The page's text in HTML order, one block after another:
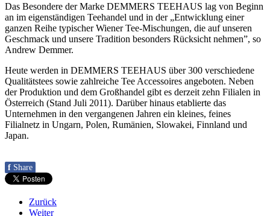
Das Besondere der Marke DEMMERS TEEHAUS lag von Beginn
an im eigenständigen Teehandel und in der „Entwicklung einer
ganzen Reihe typischer Wiener Tee-Mischungen, die auf unseren
Geschmack und unsere Tradition besonders Rücksicht nehmen”, so
Andrew Demmer.
Heute werden in DEMMERS TEEHAUS über 300 verschiedene
Qualitätstees sowie zahlreiche Tee Accessoires angeboten. Neben
der Produktion und dem Großhandel gibt es derzeit zehn Filialen in
Österreich (Stand Juli 2011). Darüber hinaus etablierte das
Unternehmen in den vergangenen Jahren ein kleines, feines
Filialnetz in Ungarn, Polen, Rumänien, Slowakei, Finnland und
Japan.
f Share
Zurück
Weiter